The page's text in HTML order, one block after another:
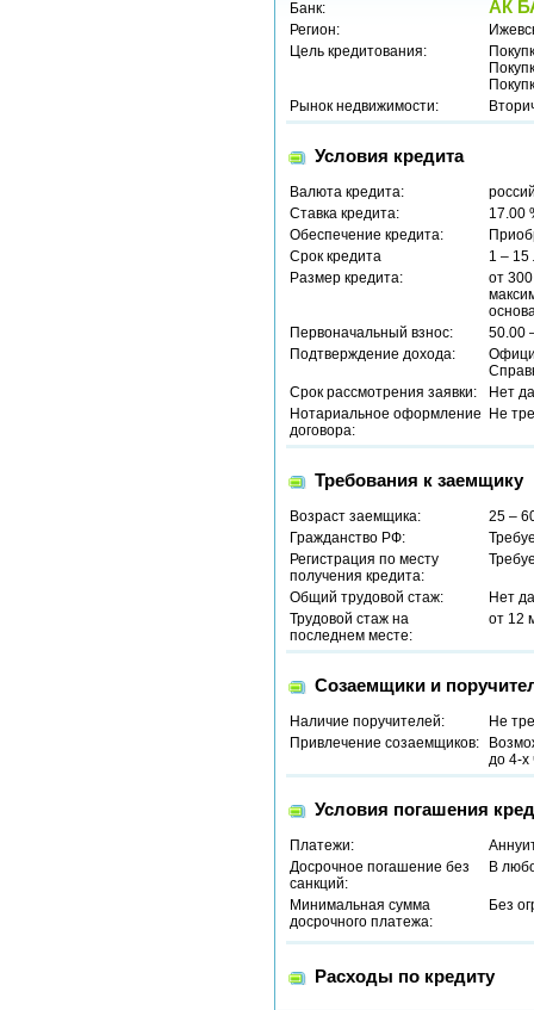
Банк: АК
Регион:
Цель кредитования:
Рынок недвижимости:
Условия кредита
Валюта кредита:
Ставка кредита:
17.00
Обеспечение кредита:
Срок кредита
1 – 15
Размер кредита:
от
Первоначальный взнос:
50.00
Подтверждение дохода:
Срок рассмотрения заявки:
Нет
Нотариальное оформление
договора:
Не
Требования к заемщику
Возраст заемщика:
25 –
Гражданство РФ:
Регистрация по месту
получения кредита:
Общий трудовой стаж:
Нет
Трудовой стаж на
последнем месте:
от 12
Созаемщики и
Наличие поручителей:
Не
Привлечение созаемщиков:
до 4-х
Условия погашения
Платежи:
Досрочное погашение без
санкций:
В
Минимальная сумма
досрочного платежа:
Без
Расходы по кредиту